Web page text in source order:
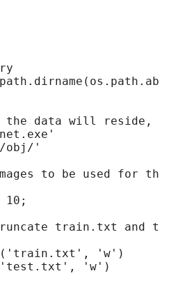
the data will reside,
obj/'
to be used for th
10;
train.txt and t
'w')
'w')